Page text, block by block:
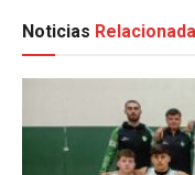
Noticias